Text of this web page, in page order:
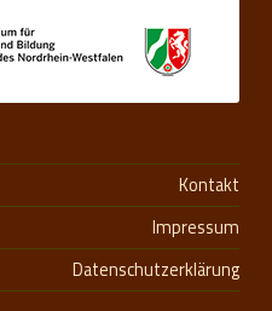
Kontakt
Impressum
Datenschutzerklärung